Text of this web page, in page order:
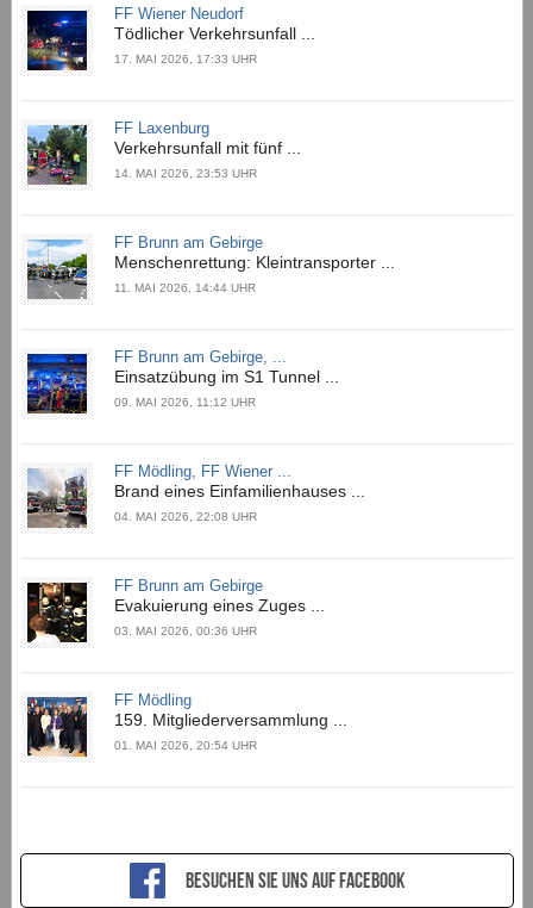
FF Wiener Neudorf
Tödlicher Verkehrsunfall ...
17. MAI 2026, 17:33 UHR
FF Laxenburg
Verkehrsunfall mit fünf ...
14. MAI 2026, 23:53 UHR
FF Brunn am Gebirge
Menschenrettung: Kleintransporter ...
11. MAI 2026, 14:44 UHR
FF Brunn am Gebirge, ...
Einsatzübung im S1 Tunnel ...
09. MAI 2026, 11:12 UHR
FF Mödling, FF Wiener ...
Brand eines Einfamilienhauses ...
04. MAI 2026, 22:08 UHR
FF Brunn am Gebirge
Evakuierung eines Zuges ...
03. MAI 2026, 00:36 UHR
FF Mödling
159. Mitgliederversammlung ...
01. MAI 2026, 20:54 UHR
Besuchen sie uns auf Facebook